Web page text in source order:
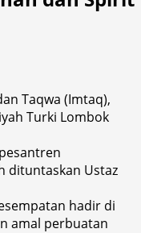
Taqwa (Imtaq),
Turki Lombok
dituntaskan Ustaz
hadir di
amal perbuatan